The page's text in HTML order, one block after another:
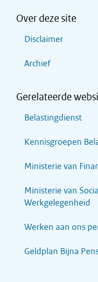
Over deze site
Disclaimer
Archief
Gerelateerde
Belastingdienst
Kennisgroepen
Ministerie van
Ministerie van
Werkgelegenheid
Werken aan ons
Geldplan Bijna